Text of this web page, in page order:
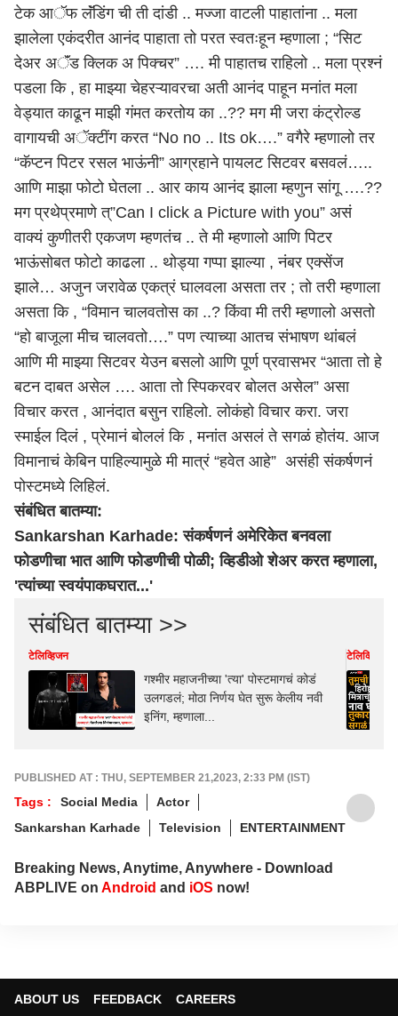
टेक आॅफ लॅंडिंग ची ती दांडी .. मज्जा वाटली पाहातांना .. मला
झालेला एकंदरीत आनंद पाहाता तो परत स्वतःहून म्हणाला ; “सिट
देअर अॅंड क्लिक अ पिक्चर” …. मी पाहातच राहिलो .. मला प्रश्नं
पडला कि , हा माझ्या चेहरऱ्यावरचा अती आनंद पाहून मनांत मला
वेड्यात काढून माझी गंमत करतोय का ..?? मग मी जरा कंट्रोल्ड
वागायची अॅक्टींग करत “No no .. Its ok….” वगैरे म्हणालो तर
“कॅप्टन पिटर रसल भाऊंनी” आग्रहाने पायलट सिटवर बसवलं…..
आणि माझा फोटो घेतला .. आर काय आनंद झाला म्हणुन सांगू ….??
मग प्रथेप्रमाणे त्”Can I click a Picture with you” असं
वाक्यं कुणीतरी एकजण म्हणतंच .. ते मी म्हणालो आणि पिटर
भाऊंसोबत फोटो काढला .. थोड्या गप्पा झाल्या , नंबर एक्सेंज
झाले… अजुन जरावेळ एकत्रं घालवला असता तर ; तो तरी म्हणाला
असता कि , “विमान चालवतोस का ..? किंवा मी तरी म्हणालो असतो
“हो बाजूला मीच चालवतो….” पण त्याच्या आतच संभाषण थांबलं
आणि मी माझ्या सिटवर येउन बसलो आणि पूर्ण प्रवासभर “आता तो हे
बटन दाबत असेल …. आता तो स्पिकरवर बोलत असेल” असा
विचार करत , आनंदात बसुन राहिलो. लोकंहो विचार करा. जरा
स्माईल दिलं , प्रेमानं बोललं कि , मनांत असलं ते सगळं होतंय. आज
विमानाचं केबिन पाहिल्यामुळे मी मात्रं “हवेत आहे” असंही संकर्षणनं
पोस्टमध्ये लिहिलं.
संबंधित बातम्या:
Sankarshan Karhade: संकर्षणनं अमेरिकेत बनवला
फोडणीचा भात आणि फोडणीची पोळी; व्हिडीओ शेअर करत म्हणाला,
'त्यांच्या स्वयंपाकघरात...'
संबंधित बातम्या >>
टेलिव्हिजन
गश्मीर महाजनीच्या 'त्या' पोस्टमागचं कोडं
उलगडलं; मोठा निर्णय घेत सुरू केलीय नवी
इनिंग, म्हणाला...
टेलिव्हिजन
PUBLISHED AT : THU, SEPTEMBER 21,2023, 2:33 PM (IST)
Tags : Social Media
Actor
Sankarshan Karhade
Television ENTERTAINMENT
Breaking News, Anytime, Anywhere - Download
ABPLIVE on Android and iOS now!
ABOUT US FEEDBACK CAREERS